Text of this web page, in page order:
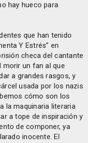
hay hueco para
que han tenido
Y Estrés” en
checa del cantante
morir un fan al que
a grandes rasgos, y
usada por los nazis
cómo son los
la maquinaria literaria
a tope de inspiración y
de componer, ya
inocente. El